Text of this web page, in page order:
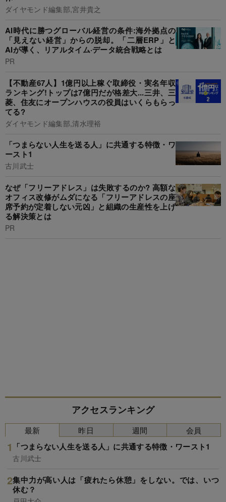
ダイヤモンド編集部,宮井貴之
AI時代に勝つグローバル経営の条件:海外拠点の
「見えない経営」からの脱却。「二層ERP」と
AIが導く、リアルタイム·データ統合戦略とは
PR
【不動産67人】1億円以上稼ぐ取締役・実名年収
ランキング!トップは7億円だが格差大...三井、三
菱、住友にオープンハウスの役員はいくらもらっ
てる?
ダイヤモンド編集部,清水理裕
「つまらない人生を送る人」に共通する特徴・ワ
ースト1
古川武士
なぜ「フリーアドレス」は失敗するのか? 高額な
オフィス改修がムダになる「フリーアドレスの座
席予約が定着しない元凶」と組織の生産性を上げ
る解決策とは
PR
アクセスランキング
最新
「つまらない人生を送る人」に共通する特徴・ワースト1
古川武士
集中力が高い人は「疲れたら休憩」をしない。では、いつ
休む？
昨日 週間 会員